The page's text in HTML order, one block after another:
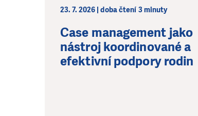
23. 7. 2026 | doba čtení 3 minuty
Case management jako
nástroj koordinované a
efektivní podpory rodin